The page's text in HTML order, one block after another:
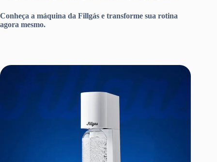
Conheça a máquina da Fillgás e transforme sua rotina
agora mesmo.